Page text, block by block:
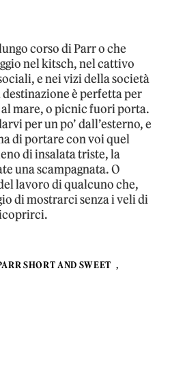
corso di Parr o che
nel kitsch, nel cattivo
e nei vizi della società
è perfetta per
mare, o picnic fuori porta.
per un po’ dall’esterno, e
di portare con voi quel
di insalata triste, la
una scampagnata. O
lavoro di qualcuno che,
di mostrarci senza i veli di
SHORT AND SWEET